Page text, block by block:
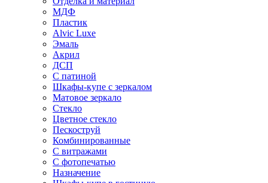
МДФ
Пластик
Alvic Luxe
Эмаль
Акрил
ДСП
С патиной
Шкафы-купе с зеркалом
Матовое зеркало
Стекло
Цветное стекло
Пескоструй
Комбинированные
С витражами
С фотопечатью
Назначение